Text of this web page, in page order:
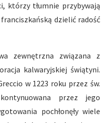
którzy tłumnie przybywają
dzielić radość
zewnętrzna związana z
kalwaryjskiej świątyni.
w 1223 roku przez św.
przez jego
pochłonęły wiele